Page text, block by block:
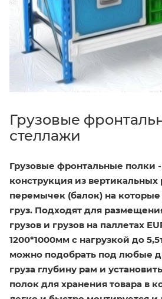
Грузовые
стеллажи
Грузовые фронтальные полки
конструкция из
перемычек (балок) на которые
груз. Подходят для
грузов и грузов на паллетах
1200*1000мм с нагрузкой до
можно подобрать под любые
груза глубину рам и
полок для хранения товара в